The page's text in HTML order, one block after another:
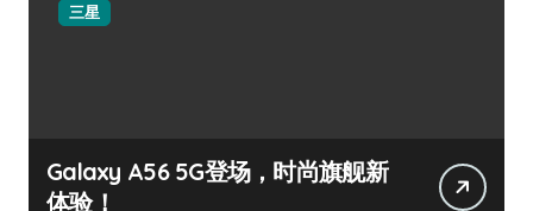
三星
Galaxy A56 5G登场，时尚旗舰新
体验！